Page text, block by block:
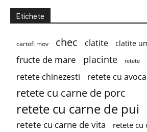
Etichete
cartofi mov chec clatite clatite
fructe de mare
placinte retete
retete chinezesti retete cu
retete cu carne de porc
retete cu carne de pui
retete cu carne de vita retete cu